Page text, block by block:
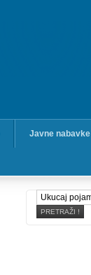
Javne nabavke